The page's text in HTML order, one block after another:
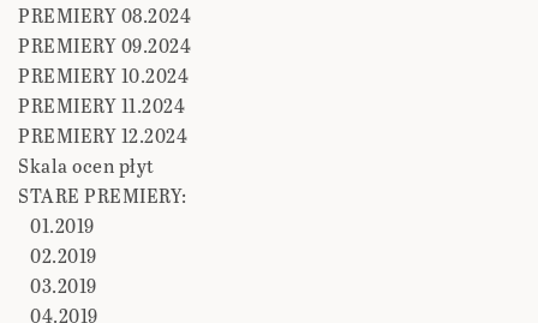
PREMIERY 08.2024
PREMIERY 09.2024
PREMIERY 10.2024
PREMIERY 11.2024
PREMIERY 12.2024
Skala ocen płyt
STARE PREMIERY:
01.2019
02.2019
03.2019
04.2019